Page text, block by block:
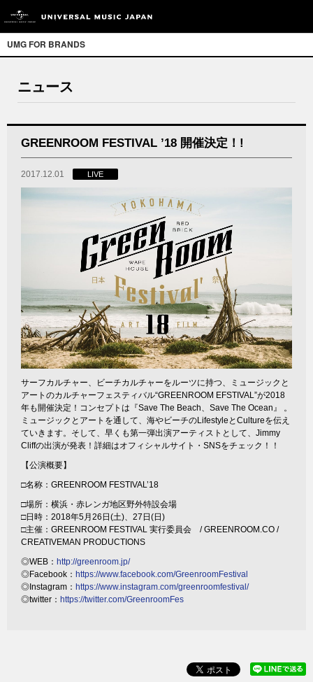
UMG FOR BRANDS
ニュース
GREENROOM FESTIVAL ’18 開催決定！!
2017.12.01 LIVE
サーフカルチャー、ビーチカルチャーをルーツに持つ、ミュージックと
アートのカルチャーフェスティバル“GREENROOM EFSTIVAL”が2018
年も開催決定！コンセプトは『Save The Beach、Save The Ocean』 。
ミュージックとアートを通して、海やビーチのLifestyleとCultureを伝え
ていきます。そして、早くも第一弾出演アーティストとして、Jimmy
Cliffの出演が発表！詳細はオフィシャルサイト・SNSをチェック！！
【公演概要】
□名称：GREENROOM FESTIVAL’18
□場所：横浜・赤レンガ地区野外特設会場
□日時：2018年5月26日(土)、27日(日)
□主催：GREENROOM FESTIVAL 実行委員会 / GREENROOM.CO /
CREATIVEMAN PRODUCTIONS
◎WEB： http://greenroom.jp/
◎Facebook： https://www.facebook.com/GreenroomFestival
◎Instagram： https://www.instagram.com/greenroomfestival/
◎twitter： https://twitter.com/GreenroomFes